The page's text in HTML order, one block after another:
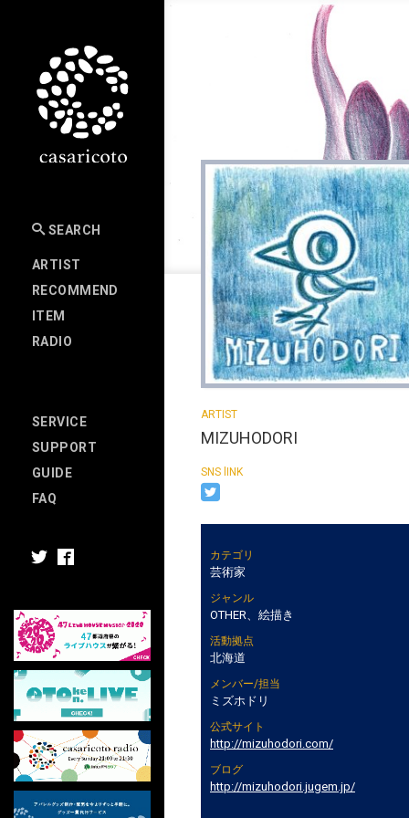
SEARCH
ARTIST
RECOMMEND
ITEM
RADIO
SERVICE
SUPPORT
GUIDE
FAQ
MIZUHODORI
カテゴリ
芸術家
ジャンル
OTHER、絵描き
活動拠点
北海道
メンバー/担当
ミズホドリ
公式サイト
http://mizuhodori.com/
ブログ
http://mizuhodori.jugem.jp/